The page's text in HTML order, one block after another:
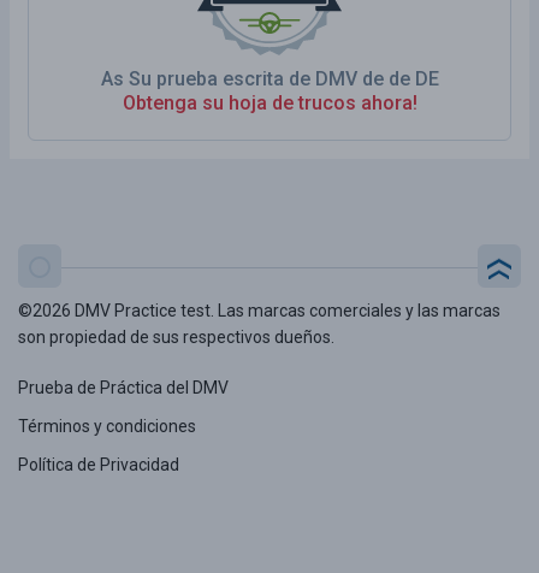
As Su prueba escrita de DMV de de DE
Obtenga su hoja de trucos ahora!
©2026 DMV Practice test. Las marcas comerciales y las marcas
son propiedad de sus respectivos dueños.
Prueba de Práctica del DMV
Términos y condiciones
Política de Privacidad